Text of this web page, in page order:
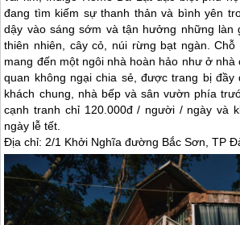
đang tìm kiếm sự thanh thản và bình yên
dậy vào sáng sớm và tận hưởng những làn
thiên nhiên, cây cỏ, núi rừng bạt ngàn.
mang đến một ngôi nhà hoàn hảo như ở nhà
quan không ngại chia sẻ, được trang bị đầy
khách chung, nhà bếp và sân vườn phía
cạnh tranh chỉ 120.000đ / người / ngày và
ngày lễ tết.
Địa chỉ: 2/1 Khởi Nghĩa đường Bắc Sơn, TP